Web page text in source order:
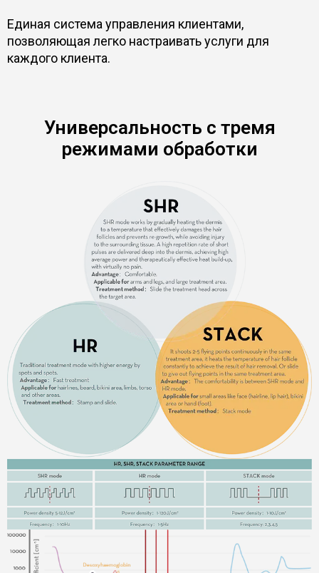
Единая система управления клиентами,
позволяющая легко настраивать услуги для
каждого клиента.
Универсальность с тремя
режимами обработки